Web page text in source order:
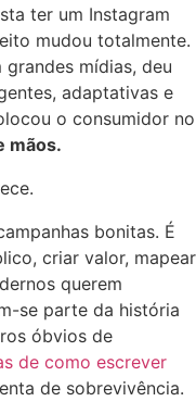
ter um Instagram
mudou totalmente.
mídias, deu
adaptativas e
o consumidor no
mãos.
bonitas. É
criar valor, mapear
querem
se parte da história
óbvios de
de como escrever
de sobrevivência.